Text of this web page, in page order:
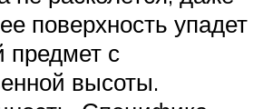
поверхность упадет
предмет с
высоты.